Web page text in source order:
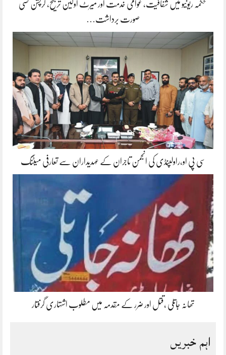
محکمہ ریونیو میں شفافیت، عوامی خدمت اور میرٹ اولین ترجیح، کرپشن کسی
صورت برداشت…
سی پی او،راولپنڈی کی انجمن تاجران کے عہدیداران سے تعارفی میٹنگ
تھانہ جاتلی ،قتل اور ضرر کے مقدمہ میں مطلوب اشتہاری گرفتار
اہم خبریں